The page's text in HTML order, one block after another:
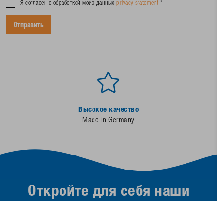
Я согласен с обработкой моих данных privacy statement *
Высокое качество
Made in Germany
Откройте для себя наши